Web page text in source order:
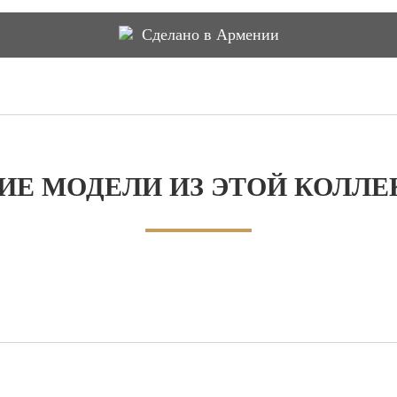
Сделано в Армении
МОДЕЛИ ИЗ ЭТОЙ